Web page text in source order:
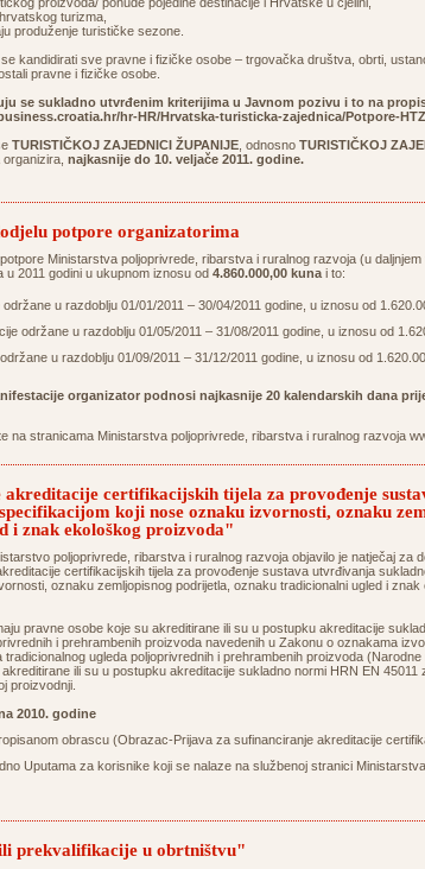
turizma,
produženje turističke sezone.
kandidirati sve pravne i fizičke osobe – trgovačka društva, obrti,
pravne i fizičke osobe.
se sukladno utvrđenim kriterijima u Javnom pozivu i to na
hr-HR/Hrvatska-turisticka-zajednica/Potpore-
TURISTIČKOJ ZAJEDNICI ŽUPANIJE , odnosno TURISTIČKOJ
najkasnije do 10. veljače 2011. godine.
potpore organizatorima
Ministarstva poljoprivrede, ribarstva i ruralnog razvoja (u
2011 godini u ukupnom iznosu od 4.860.000,00 kuna i to:
u razdoblju 01/01/2011 – 30/04/2011 godine, u iznosu od
održane u razdoblju 01/05/2011 – 31/08/2011 godine, u iznosu od
u razdoblju 01/09/2011 – 31/12/2011 godine, u iznosu od
organizator podnosi najkasnije 20 kalendarskih dana
na stranicama Ministarstva poljoprivrede, ribarstva i ruralnog razvoja
certifikacijskih tijela za provođenje
koji nose oznaku izvornosti, oznaku
i znak ekološkog proizvoda"
poljoprivrede, ribarstva i ruralnog razvoja objavilo je natječaj za
certifikacijskih tijela za provođenje sustava utvrđivanja
oznaku zemljopisnog podrijetla, oznaku tradicionalni ugled i
pravne osobe koje su akreditirane ili su u postupku akreditacije
i prehrambenih proizvoda navedenih u Zakonu o oznakama
ugleda poljoprivrednih i prehrambenih proizvoda (Narodne
ili su u postupku akreditacije sukladno normi HRN EN 45011
proizvodnji.
2010. godine
obrascu (Obrazac-Prijava za sufinanciranje akreditacije
Uputama za korisnike koji se nalaze na službenoj stranici
prekvalifikacije u obrtništvu"